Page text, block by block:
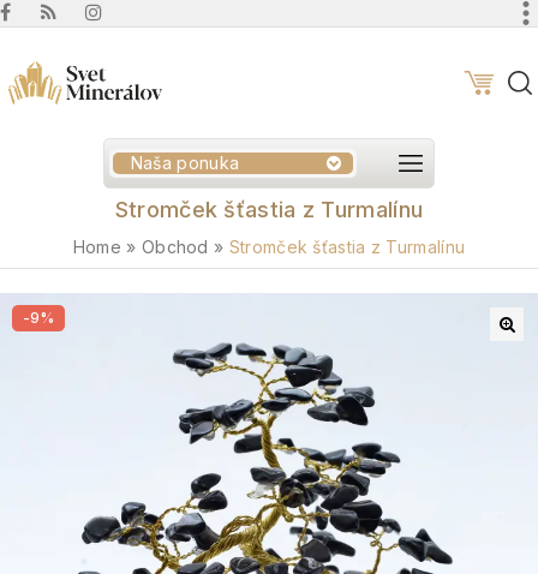
Naša ponuka
Stromček šťastia z Turmalínu
Home » Obchod » Stromček šťastia z Turmalínu
-9%